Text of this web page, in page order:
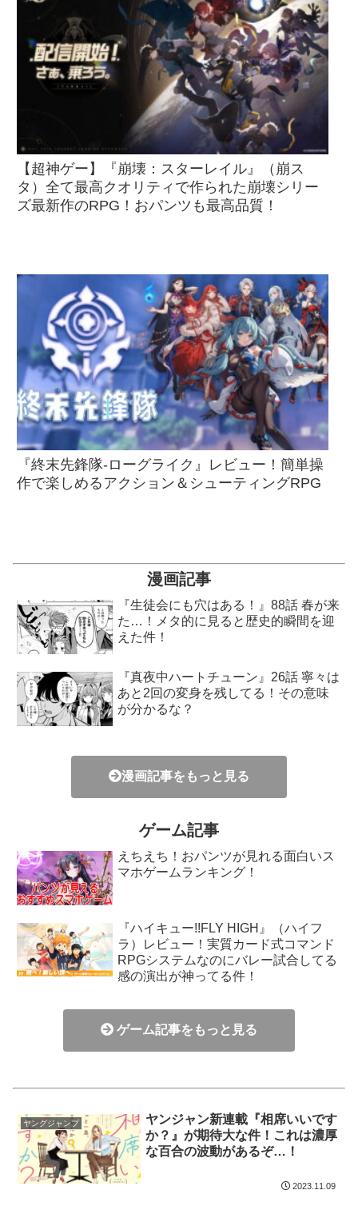
【超神ゲー】『崩壊：スターレイル』（崩ス
タ）全て最高クオリティで作られた崩壊シリー
ズ最新作のRPG！おパンツも最高品質！
『終末先鋒隊-ローグライク』レビュー！簡単操
作で楽しめるアクション＆シューティングRPG
漫画記事
『生徒会にも穴はある！』88話 春が来
た…！メタ的に見ると歴史的瞬間を迎
えた件！
『真夜中ハートチューン』26話 寧々は
あと2回の変身を残してる！その意味
が分かるな？
漫画記事をもっと見る
ゲーム記事
えちえち！おパンツが見れる面白いス
マホゲームランキング！
『ハイキュー!!FLY HIGH』（ハイフ
ラ）レビュー！実質カード式コマンド
RPGシステムなのにバレー試合してる
感の演出が神ってる件！
ゲーム記事をもっと見る
ヤングジャンプ
ヤンジャン新連載『相席いいです
か？』が期待大な件！これは濃厚
な百合の波動があるぞ…！
2023.11.09